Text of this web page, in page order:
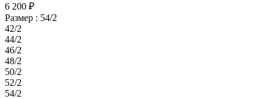
6 200 ₽
Размер : 54/2
42/2
44/2
46/2
48/2
50/2
52/2
54/2